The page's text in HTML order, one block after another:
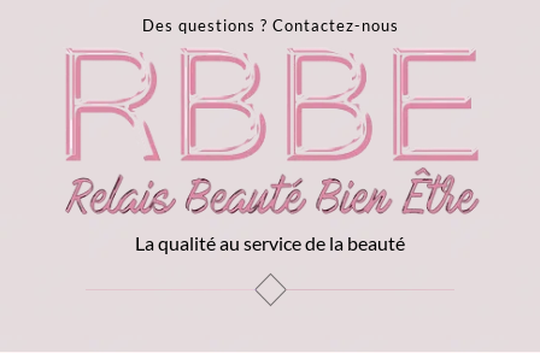
Des questions ? Contactez-nous
La qualité au service de la beauté